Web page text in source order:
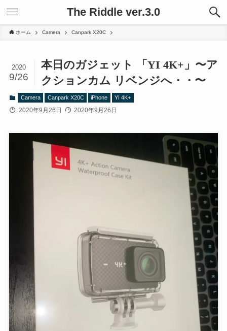
The Riddle ver.3.0
ホーム Camera Canpark X20C
本日のガジェット 「YI 4K+」〜ア
クションカム リベンジへ・・〜
2020
9/26
Camera Canpark X20C iPhone YI 4K+
2020年9月26日 2020年9月26日